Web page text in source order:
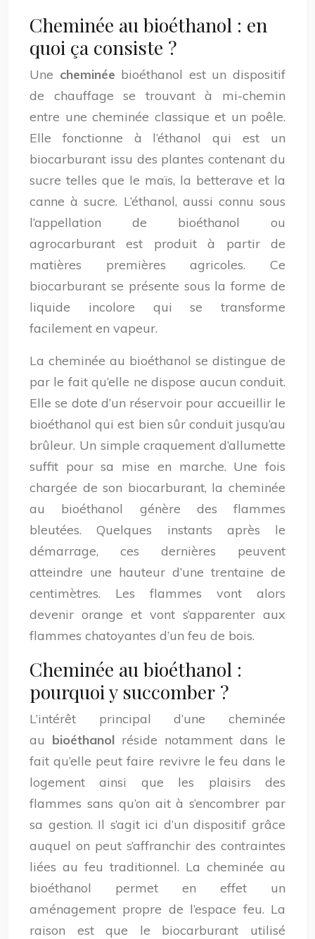
Cheminée au bioéthanol : en
quoi ça consiste ?
Une cheminée bioéthanol est un dispositif
de chauffage se trouvant à mi-chemin
entre une cheminée classique et un poêle.
Elle fonctionne à l’éthanol qui est un
biocarburant issu des plantes contenant du
sucre telles que le maïs, la betterave et la
canne à sucre. L’éthanol, aussi connu sous
l’appellation de bioéthanol ou
agrocarburant est produit à partir de
matières premières agricoles. Ce
biocarburant se présente sous la forme de
liquide incolore qui se transforme
facilement en vapeur.
La cheminée au bioéthanol se distingue de
par le fait qu’elle ne dispose aucun conduit.
Elle se dote d’un réservoir pour accueillir le
bioéthanol qui est bien sûr conduit jusqu’au
brûleur. Un simple craquement d’allumette
suffit pour sa mise en marche. Une fois
chargée de son biocarburant, la cheminée
au bioéthanol génère des flammes
bleutées. Quelques instants après le
démarrage, ces dernières peuvent
atteindre une hauteur d’une trentaine de
centimètres. Les flammes vont alors
devenir orange et vont s’apparenter aux
flammes chatoyantes d’un feu de bois.
Cheminée au bioéthanol :
pourquoi y succomber ?
L’intérêt principal d’une cheminée
au bioéthanol réside notamment dans le
fait qu’elle peut faire revivre le feu dans le
logement ainsi que les plaisirs des
flammes sans qu’on ait à s’encombrer par
sa gestion. Il s’agit ici d’un dispositif grâce
auquel on peut s’affranchir des contraintes
liées au feu traditionnel. La cheminée au
bioéthanol permet en effet un
aménagement propre de l’espace feu. La
raison est que le biocarburant utilisé